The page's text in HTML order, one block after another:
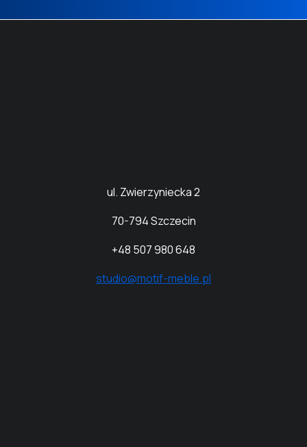
ul. Zwierzyniecka 2
70-794 Szczecin
+48 507 980 648
studio@motif-meble.pl